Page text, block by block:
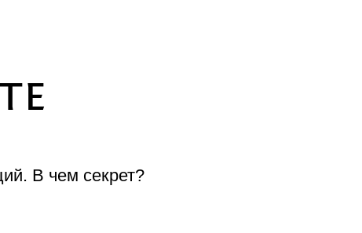
В чем секрет?